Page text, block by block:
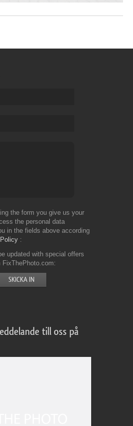
the form you give us your
the personal data
in the fields above according
updated with special offers
FixThePhoto.com
till oss på